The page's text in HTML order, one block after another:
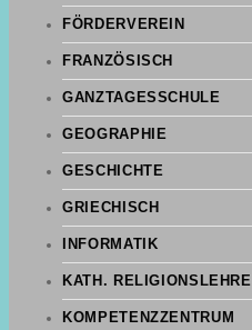
FÖRDERVEREIN
FRANZÖSISCH
GANZTAGESSCHULE
GEOGRAPHIE
GESCHICHTE
GRIECHISCH
INFORMATIK
KATH. RELIGIONSLEHRE
KOMPETENZZENTRUM